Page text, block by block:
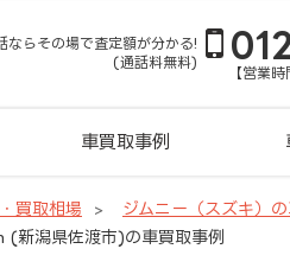
ならその場で査定額が分かる!
(通話料無料)
【営業
車買取事例
買取相場
ジムニー（スズキ）
新潟県佐渡市)の車買取事例